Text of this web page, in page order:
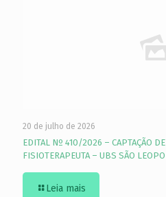
20 de julho de 2026
EDITAL Nº 410/2026 – CAPTAÇÃO
FISIOTERAPEUTA – UBS SÃO
Leia mais